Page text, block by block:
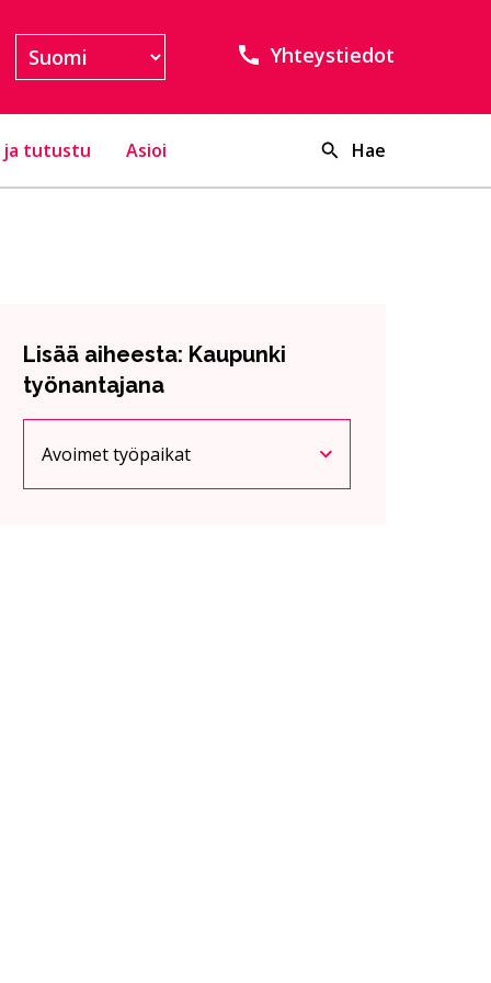
Yhteystiedot
ja tutustu Asioi Hae
Lisää aiheesta: Kaupunki
työnantajana
Nykyinen sivu
Avoimet työpaikat
Klikkaa käyttääksesi valikkoa